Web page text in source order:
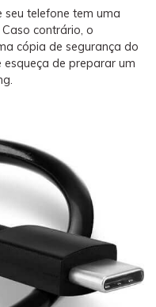
telefone tem uma
contrário, o
cópia de segurança do
de preparar um